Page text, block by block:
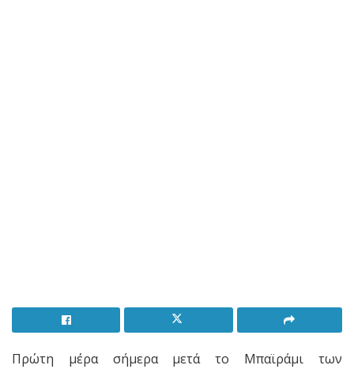
Πρώτη μέρα σήμερα μετά το Μπαϊράμι των